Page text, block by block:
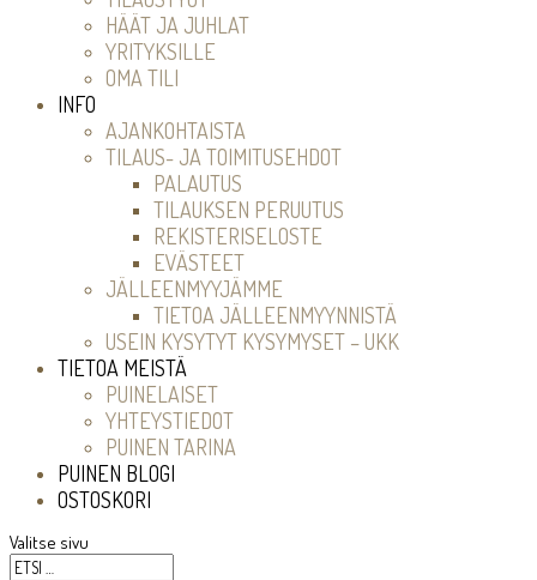
HÄÄT JA JUHLAT
YRITYKSILLE
OMA TILI
INFO
AJANKOHTAISTA
TILAUS- JA TOIMITUSEHDOT
PALAUTUS
TILAUKSEN PERUUTUS
REKISTERISELOSTE
EVÄSTEET
JÄLLEENMYYJÄMME
TIETOA JÄLLEENMYYNNISTÄ
USEIN KYSYTYT KYSYMYSET – UKK
TIETOA MEISTÄ
PUINELAISET
YHTEYSTIEDOT
PUINEN TARINA
PUINEN BLOGI
OSTOSKORI
Valitse sivu